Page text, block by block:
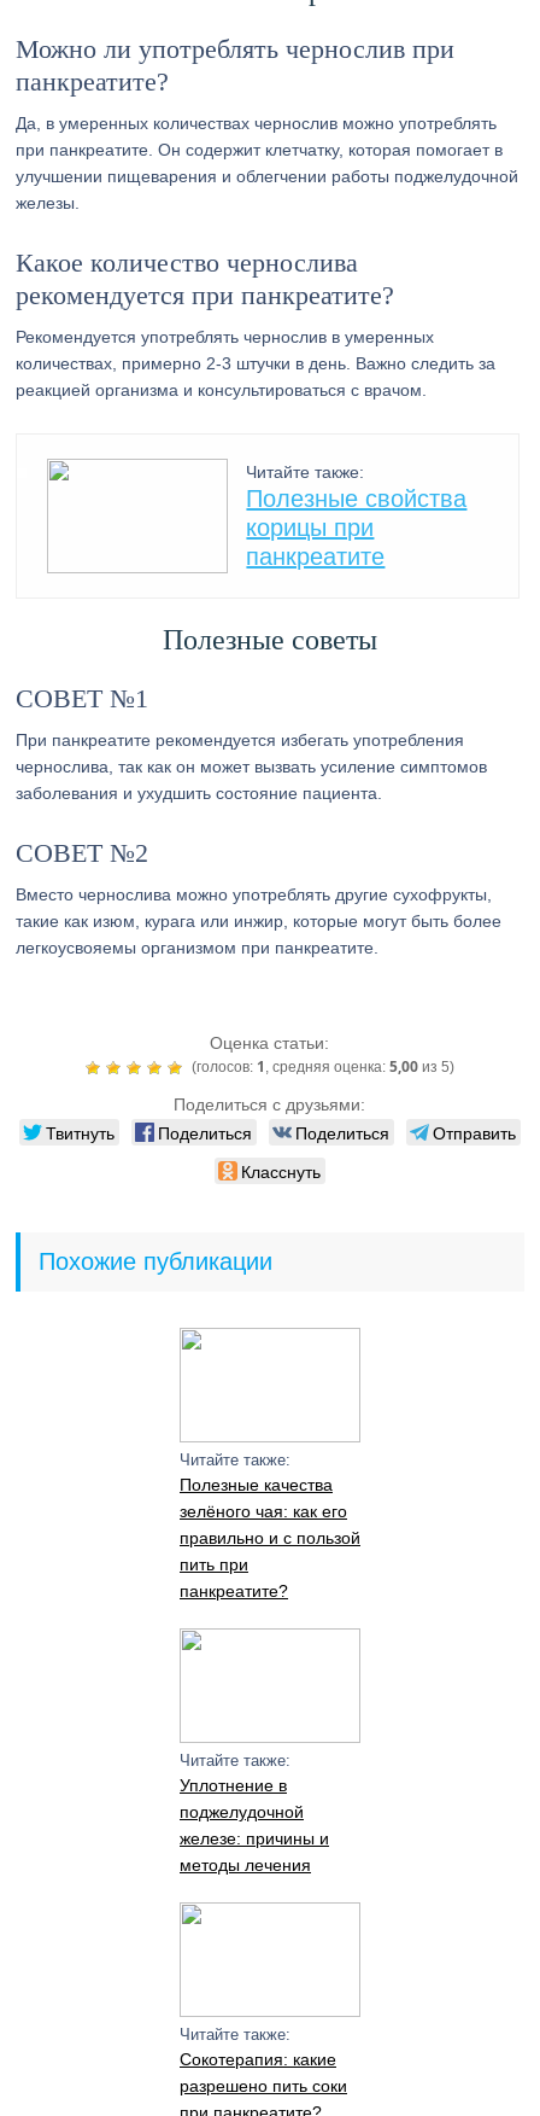
Можно ли употреблять чернослив при
панкреатите?
Да, в умеренных количествах чернослив можно употреблять
при панкреатите. Он содержит клетчатку, которая помогает в
улучшении пищеварения и облегчении работы поджелудочной
железы.
Какое количество чернослива
рекомендуется при панкреатите?
Рекомендуется употреблять чернослив в умеренных
количествах, примерно 2-3 штучки в день. Важно следить за
реакцией организма и консультироваться с врачом.
Читайте также:
Полезные свойства
корицы при
панкреатите
Полезные советы
СОВЕТ №1
При панкреатите рекомендуется избегать употребления
чернослива, так как он может вызвать усиление симптомов
заболевания и ухудшить состояние пациента.
СОВЕТ №2
Вместо чернослива можно употреблять другие сухофрукты,
такие как изюм, курага или инжир, которые могут быть более
легкоусвояемы организмом при панкреатите.
Оценка статьи:
(голосов: 1 , средняя оценка: 5,00из 5)
Поделиться с друзьями:
Твитнуть Поделиться Поделиться
Отправить
Класснуть
Похожие публикации
Читайте также:
Полезные качества
зелёного чая: как его
правильно и с пользой
пить при
панкреатите?
Читайте также:
Уплотнение в
поджелудочной
железе: причины и
методы лечения
Читайте также:
Сокотерапия: какие
разрешено пить соки